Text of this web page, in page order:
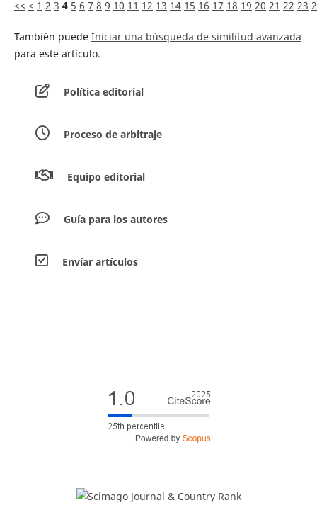
<< < 1 2 3 4 5 6 7 8 9 10 11 12 13 14 15 16 17 18 19 20 21 22 23
También puede Iniciar una búsqueda de similitud avanzada
para este artículo.
Política editorial
Proceso de arbitraje
Equipo editorial
Guía para los autores
Envíar artículos